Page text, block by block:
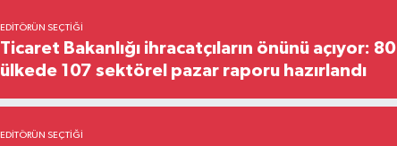
EDITÖRÜN SEÇTIĞI
Ticaret Bakanlığı ihracatçıların önünü açıyor: 80
ülkede 107 sektörel pazar raporu hazırlandı
EDITÖRÜN SEÇTIĞI